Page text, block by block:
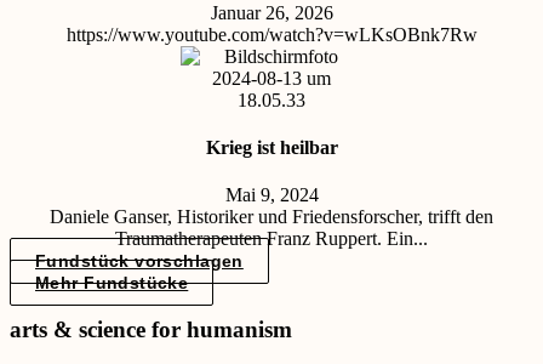
Januar 26, 2026
https://www.youtube.com/watch?v=wLKsOBnk7Rw
Krieg ist heilbar
Mai 9, 2024
Daniele Ganser, Historiker und Friedensforscher, trifft den
Traumatherapeuten Franz Ruppert. Ein...
Fundstück vorschlagen
Mehr Fundstücke
arts & science for humanism